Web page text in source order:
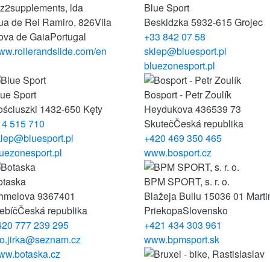
lda
de Rei Ramiro, 826Vila
de GaiaPortugal
en
Blue Sport
Beskidzka 5932-615 Grojec
+33 842 07 58
sklep@bluesport.pl
bluezonesport.pl
Sport
1432-650 Kęty
515 710
Bosport - Petr Zoulík
Heydukova 436539 73
SkutečČeská republika
+420 469 350 465
www.bosport.cz
9367401
Česká republika
777 239 295
BPM SPORT, s. r. o.
Blažeja Bullu 15036 01
PriekopaSlovensko
+421 434 303 961
www.bpmsport.sk